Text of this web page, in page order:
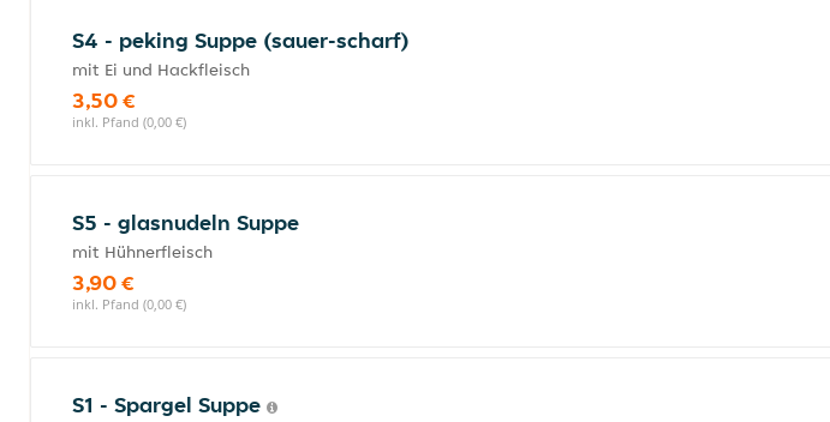
S4 - peking Suppe (sauer-scharf)
mit Ei und Hackfleisch
3,50 €
inkl. Pfand (0,00 €)
S5 - glasnudeln Suppe
mit Hühnerfleisch
3,90 €
inkl. Pfand (0,00 €)
S1 - Spargel Suppe